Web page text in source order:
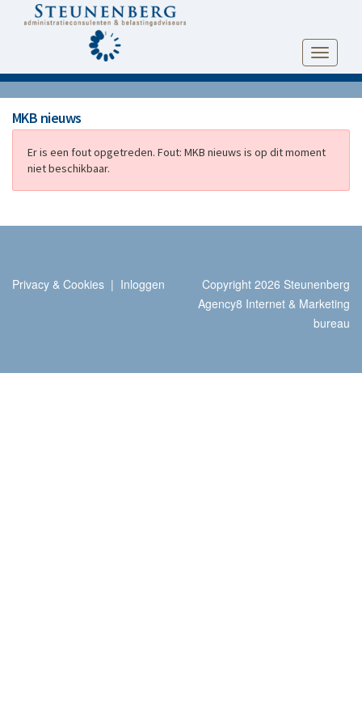
Toggle
MKB nieuws
Er is een fout opgetreden. Fout: MKB nieuws is op dit moment
niet beschikbaar.
Privacy & Cookies | Inloggen
Copyright 2026 Steunenberg
Agency8 Internet & Marketing
bureau